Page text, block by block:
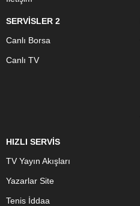
SERVİSLER 2
Canlı Borsa
Canlı TV
HIZLI SERVİS
TV Yayın Akışları
Yazarlar Site
Tenis İddaa